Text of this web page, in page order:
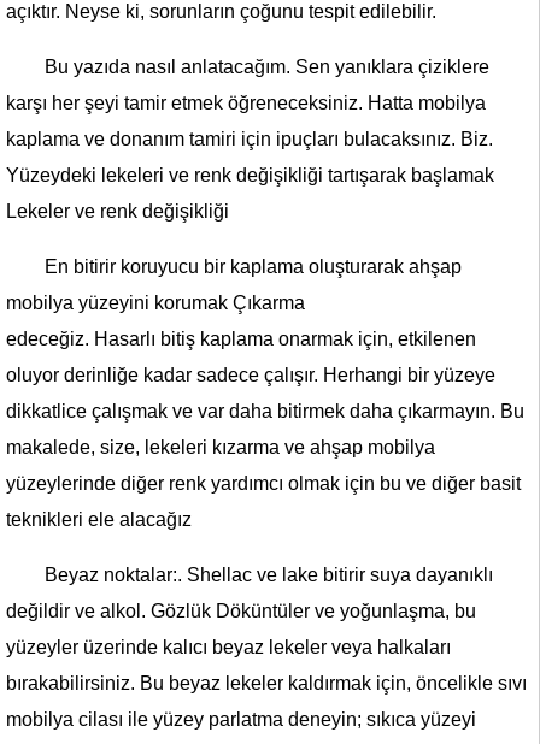
açıktır. Neyse ki, sorunların çoğunu tespit edilebilir.
Bu yazıda nasıl anlatacağım. Sen yanıklara çiziklere
karşı her şeyi tamir etmek öğreneceksiniz. Hatta mobilya
kaplama ve donanım tamiri için ipuçları bulacaksınız. Biz.
Yüzeydeki lekeleri ve renk değişikliği tartışarak başlamak
Lekeler ve renk değişikliği
​​En bitirir koruyucu bir kaplama oluşturarak ahşap
mobilya yüzeyini korumak Çıkarma
edeceğiz. Hasarlı bitiş kaplama onarmak için, etkilenen
oluyor derinliğe kadar sadece çalışır. Herhangi bir yüzeye
dikkatlice çalışmak ve var daha bitirmek daha çıkarmayın. Bu
makalede, size, lekeleri kızarma ve ahşap mobilya
yüzeylerinde diğer renk yardımcı olmak için bu ve diğer basit
teknikleri ele alacağız
Beyaz noktalar:. Shellac ve lake bitirir suya dayanıklı
değildir ve alkol. Gözlük Döküntüler ve yoğunlaşma, bu
yüzeyler üzerinde kalıcı beyaz lekeler veya halkaları
bırakabilirsiniz. Bu beyaz lekeler kaldırmak için, öncelikle sıvı
mobilya cilası ile yüzey parlatma deneyin; sıkıca yüzeyi